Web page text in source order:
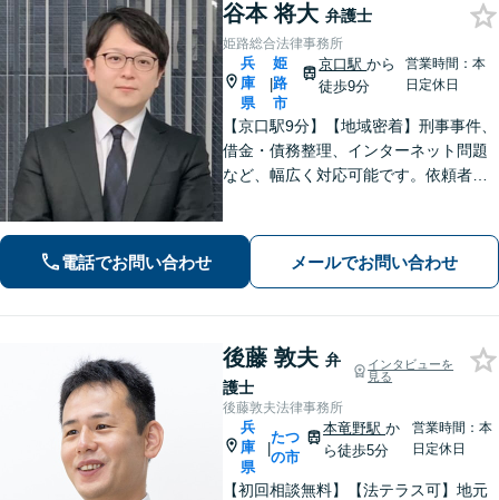
谷本 将大 弁護士
姫路総合法律事務所
兵
庫
県
|
姫
路
市
京口駅から
徒歩9分
営業時間：本
日定休日
【京口駅9分】【地域密着】刑事事件、
借金・債務整理、インターネット問題
など、幅広く対応可能です。依頼者さ
ます。また、問題となっている背景事
情にも気を配り、根本的な解決を目指
電話でお問い合わせ メールでお問い合わせ
後藤 敦夫 弁
護士
インタビューを
見る
後藤敦夫法律事務所
兵
庫
県
|
たつ
の市
本竜野駅か
ら徒歩5分
営業時間：本
日定休日
【初回相談無料】【法テラス可】地元